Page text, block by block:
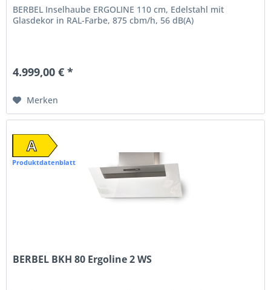
BERBEL Inselhaube ERGOLINE 110 cm, Edelstahl mit
Glasdekor in RAL-Farbe, 875 cbm/h, 56 dB(A)
4.999,00 € *
Merken
A
Produktdatenblatt
BERBEL BKH 80 Ergoline 2 WS